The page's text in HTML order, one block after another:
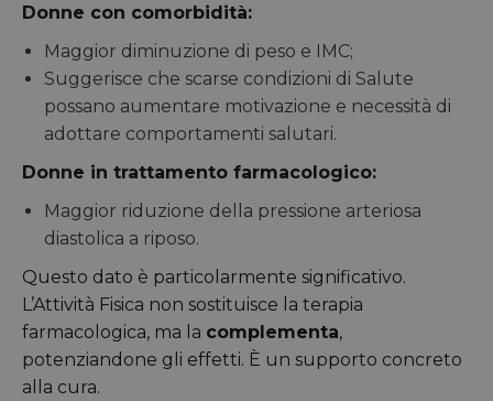
Donne con comorbidità:
Maggior diminuzione di peso e IMC;
Suggerisce che scarse condizioni di Salute
possano aumentare motivazione e necessità di
adottare comportamenti salutari.
Donne in trattamento farmacologico:
Maggior riduzione della pressione arteriosa
diastolica a riposo.
Questo dato è particolarmente significativo.
L’Attività Fisica non sostituisce la terapia
farmacologica, ma la complementa,
potenziandone gli effetti. È un supporto concreto
alla cura.